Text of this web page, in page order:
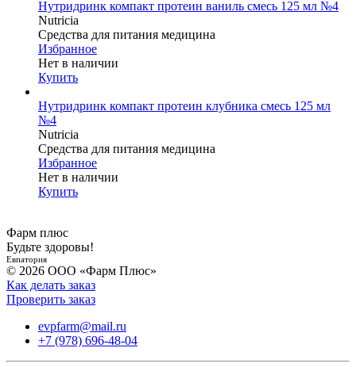
Нутридринк компакт протеин ваниль смесь 125 мл №4
Nutricia
Средства для питания медицина
Избранное
Нет в наличии
Купить
Нутридринк компакт протеин клубника смесь 125 мл
№4
Nutricia
Средства для питания медицина
Избранное
Нет в наличии
Купить
Фарм плюс
Будьте здоровы!
Евпатория
© 2026 ООО «Фарм Плюс»
Как делать заказ
Проверить заказ
evpfarm@mail.ru
+7 (978) 696-48-04